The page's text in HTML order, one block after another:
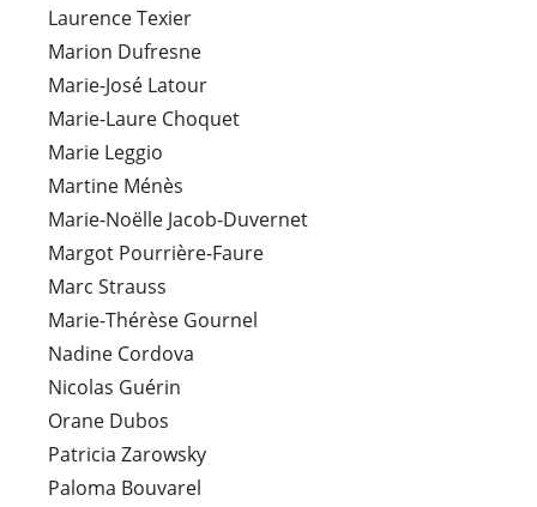
Laurence Texier
Marion Dufresne
Marie-José Latour
Marie-Laure Choquet
Marie Leggio
Martine Ménès
Marie-Noëlle Jacob-Duvernet
Margot Pourrière-Faure
Marc Strauss
Marie-Thérèse Gournel
Nadine Cordova
Nicolas Guérin
Orane Dubos
Patricia Zarowsky
Paloma Bouvarel